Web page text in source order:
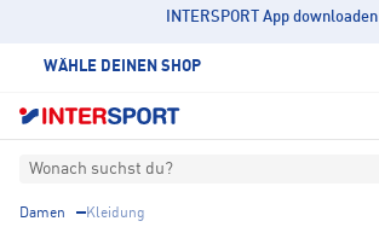
INTERSPORT App downloaden
WÄHLE DEINEN SHOP
Wonach suchst du?
Damen Kleidung